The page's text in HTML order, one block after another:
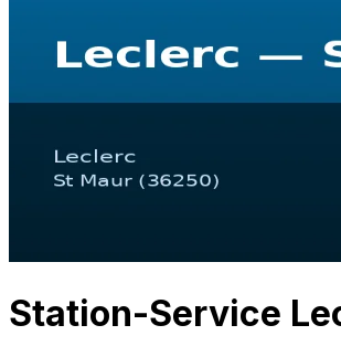
Station-Service